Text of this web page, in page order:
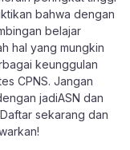
bahwa dengan
belajar
hal yang mungkin
keunggulan
CPNS. Jangan
jadiASN dan
sekarang dan